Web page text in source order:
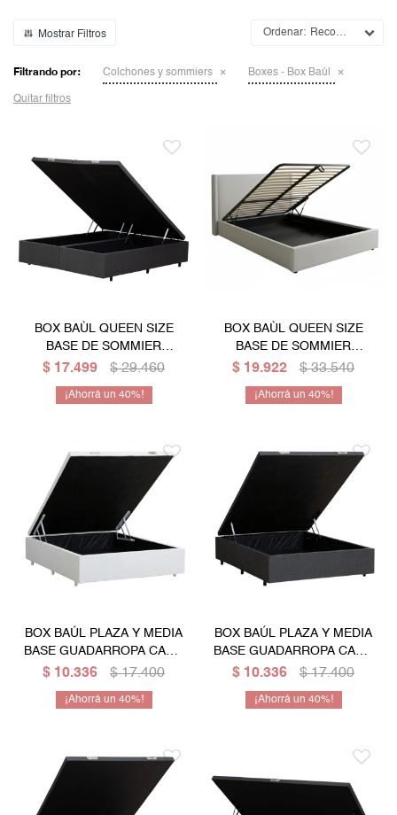
Recomendados
Filtrando por: Colchones y sommiers Boxes - Box Baúl
Quitar filtros
BOX BAÙL QUEEN SIZE
BASE DE SOMMIER
GUARDARROPA CAMA
$ 17.499 $ 29.460
40
BOX BAÙL QUEEN SIZE
BASE DE SOMMIER
GUARDARROPA CAMA
$ 19.922 $ 33.540
40
BOX BAÚL PLAZA Y MEDIA
BASE GUADARROPA CAMA
- BLANCO
$ 10.336 $ 17.400
40
BOX BAÚL PLAZA Y MEDIA
BASE GUADARROPA CAMA
- GRIS
$ 10.336 $ 17.400
40
Gamer